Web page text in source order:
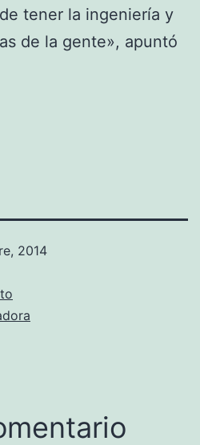
tener la ingeniería y
de la gente», apuntó
2014